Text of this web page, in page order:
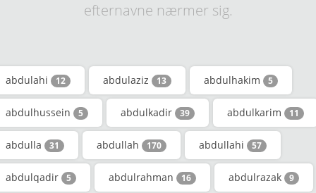
efternavne nærmer sig.
abdulahi 12 abdulaziz 13 abdulhakim 5
abdulhussein 5 abdulkadir 39 abdulkarim 11
abdulla 31 abdullah 170 abdullahi 57
abdulqadir 5 abdulrahman 16 abdulrazak 9